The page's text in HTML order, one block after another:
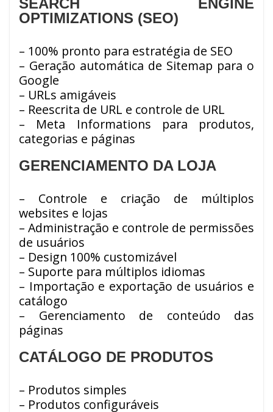
SEARCH ENGINE
OPTIMIZATIONS (SEO)
– 100% pronto para estratégia de SEO
– Geração automática de Sitemap para o
Google
– URLs amigáveis
– Reescrita de URL e controle de URL
– Meta Informations para produtos,
categorias e páginas
GERENCIAMENTO DA LOJA
– Controle e criação de múltiplos
websites e lojas
– Administração e controle de permissões
de usuários
– Design 100% customizável
– Suporte para múltiplos idiomas
– Importação e exportação de usuários e
catálogo
– Gerenciamento de conteúdo das
páginas
CATÁLOGO DE PRODUTOS
– Produtos simples
– Produtos configuráveis